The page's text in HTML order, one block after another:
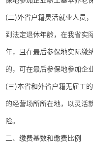
( 二 )外省户籍灵活就业人员
到法定退休年龄，在我省实
年，且在最后参保地实际缴
的，可在最后参保地参加企
(三)本省和外省户籍无雇工
的经营场所所在地，以灵活
险。
二、缴费基数和缴费比例